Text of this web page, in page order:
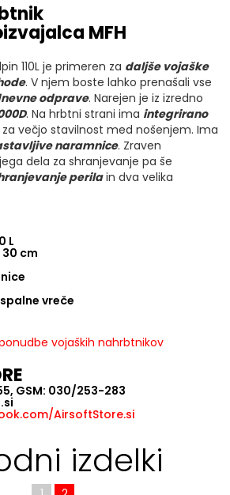
MFH
110L je primeren za daljše vojaške
. V njem boste lahko prenašali vse
odprave. Narejen je iz izredno
. Na hrbtni strani ima integrirano
večjo stavilnost med nošenjem. Ima
naramnice. Zraven
dela za shranjevanje pa še
perilain dva velika
L
30 cm
vreče
vojaških nahrbtnikov
55, GSM: 030/253-283
AirsoftStore.si
izdelki